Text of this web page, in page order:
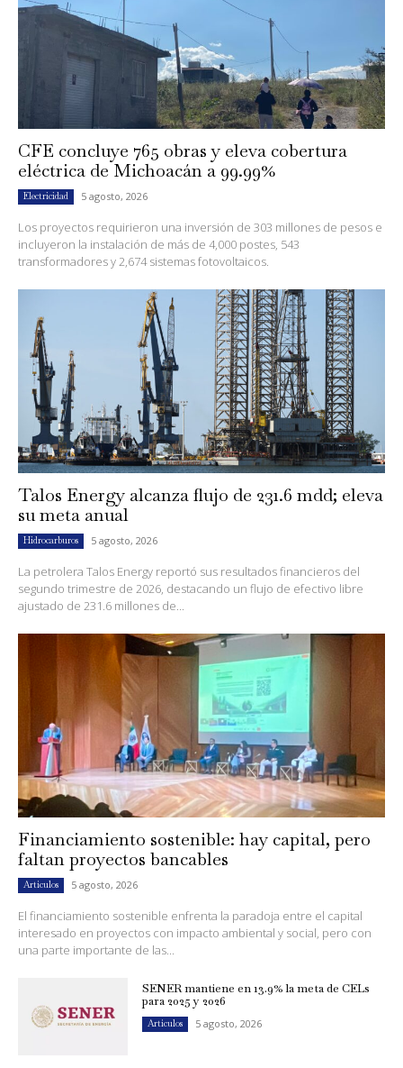
CFE concluye 765 obras y eleva cobertura
eléctrica de Michoacán a 99.99%
Electricidad 5 agosto, 2026
Los proyectos requirieron una inversión de 303 millones de pesos e
incluyeron la instalación de más de 4,000 postes, 543
transformadores y 2,674 sistemas fotovoltaicos.
Talos Energy alcanza flujo de 231.6 mdd; eleva
su meta anual
Hidrocarburos 5 agosto, 2026
La petrolera Talos Energy reportó sus resultados financieros del
segundo trimestre de 2026, destacando un flujo de efectivo libre
ajustado de 231.6 millones de...
Financiamiento sostenible: hay capital, pero
faltan proyectos bancables
Artículos 5 agosto, 2026
El financiamiento sostenible enfrenta la paradoja entre el capital
interesado en proyectos con impacto ambiental y social, pero con
una parte importante de las...
SENER mantiene en 13.9% la meta de CELs
para 2025 y 2026
Artículos 5 agosto, 2026